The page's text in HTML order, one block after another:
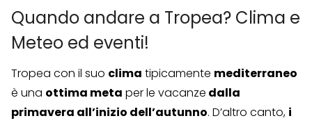
Quando andare a Tropea? Clima e
Meteo ed eventi!
Tropea con il suo clima tipicamente mediterraneo
è una ottima meta per le vacanze dalla
primavera all’inizio dell’autunno. D’altro canto, i